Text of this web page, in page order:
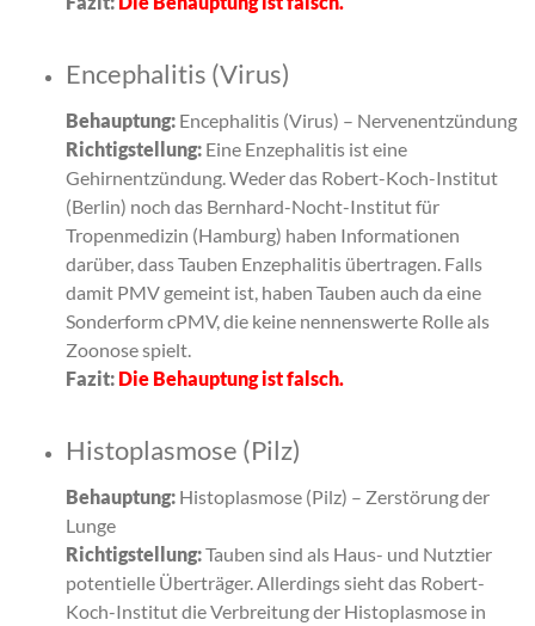
Encephalitis (Virus)
Behauptung: Encephalitis (Virus) – Nervenentzündung
Richtigstellung: Eine Enzephalitis ist eine
Gehirnentzündung. Weder das Robert-Koch-Institut
(Berlin) noch das Bernhard-Nocht-Institut für
Tropenmedizin (Hamburg) haben Informationen
darüber, dass Tauben Enzephalitis übertragen. Falls
damit PMV gemeint ist, haben Tauben auch da eine
Sonderform cPMV, die keine nennenswerte Rolle als
Zoonose spielt.
Fazit: Die Behauptung ist falsch.
Histoplasmose (Pilz)
Behauptung: Histoplasmose (Pilz) – Zerstörung der
Lunge
Richtigstellung:Tauben sind als Haus- und Nutztier
potentielle Überträger. Allerdings sieht das Robert-
Koch-Institut die Verbreitung der Histoplasmose in